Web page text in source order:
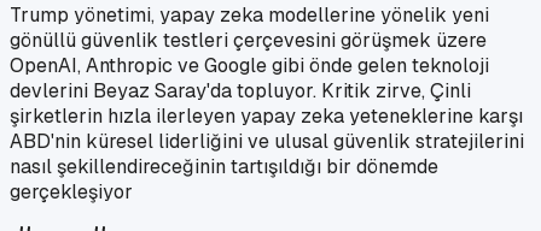
Trump yönetimi, yapay zeka modellerine yönelik yeni
gönüllü güvenlik testleri çerçevesini görüşmek üzere
OpenAI, Anthropic ve Google gibi önde gelen teknoloji
devlerini Beyaz Saray'da topluyor. Kritik zirve, Çinli
şirketlerin hızla ilerleyen yapay zeka yeteneklerine karşı
ABD'nin küresel liderliğini ve ulusal güvenlik stratejilerini
nasıl şekillendireceğinin tartışıldığı bir dönemde
gerçekleşiyor